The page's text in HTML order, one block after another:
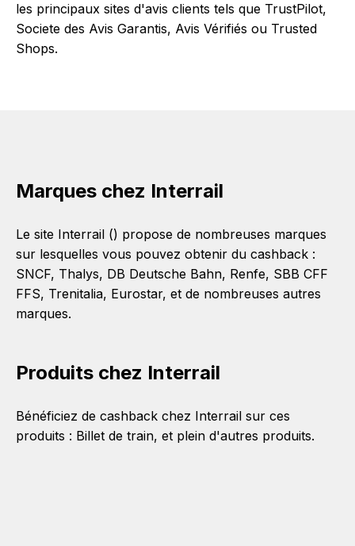
les principaux sites d'avis clients tels que TrustPilot,
Societe des Avis Garantis, Avis Vérifiés ou Trusted
Shops.
Marques chez Interrail
Le site Interrail () propose de nombreuses marques
sur lesquelles vous pouvez obtenir du cashback :
SNCF, Thalys, DB Deutsche Bahn, Renfe, SBB CFF
FFS, Trenitalia, Eurostar, et de nombreuses autres
marques.
Produits chez Interrail
Bénéficiez de cashback chez Interrail sur ces
produits : Billet de train, et plein d'autres produits.